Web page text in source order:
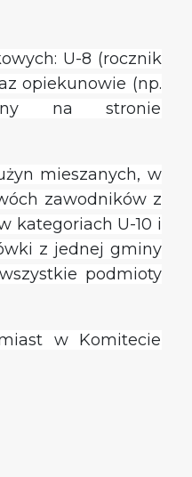
U-8 (rocznik
opiekunowie (np.
na stronie
mieszanych, w
zawodników z
kategoriach U-10 i
z jednej gminy
podmioty
w Komitecie